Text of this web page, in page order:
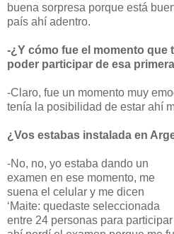
buena sorpresa porque está
país ahí adentro.
-¿Y cómo fue el momento que
poder participar de esa
-Claro, fue un momento muy
tenía la posibilidad de estar ahí
¿Vos estabas instalada en
-No, no, yo estaba dando un
examen en ese momento, me
suena el celular y me dicen
‘Maite: quedaste seleccionada
entre 24 personas para